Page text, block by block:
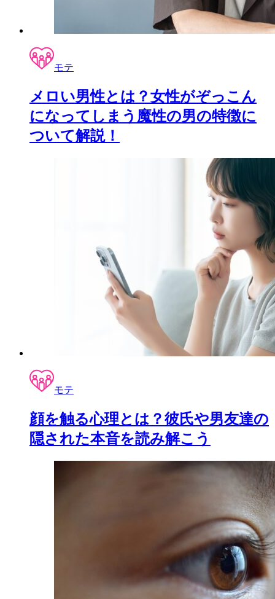
モテ
メロい男性とは？女性がぞっこん
になってしまう魔性の男の特徴に
ついて解説！
モテ
顔を触る心理とは？彼氏や男友達の
隠された本音を読み解こう